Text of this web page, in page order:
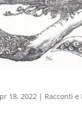
18, 2022| Racconti e